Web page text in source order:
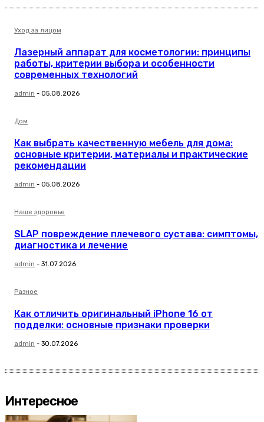
Уход за лицом
Лазерный аппарат для косметологии: принципы
работы, критерии выбора и особенности
современных технологий
admin - 05.08.2026
Дом
Как выбрать качественную мебель для дома:
основные критерии, материалы и практические
рекомендации
admin - 05.08.2026
Наше здоровье
SLAP повреждение плечевого сустава: симптомы,
диагностика и лечение
admin - 31.07.2026
Разное
Как отличить оригинальный iPhone 16 от
подделки: основные признаки проверки
admin - 30.07.2026
Интересное